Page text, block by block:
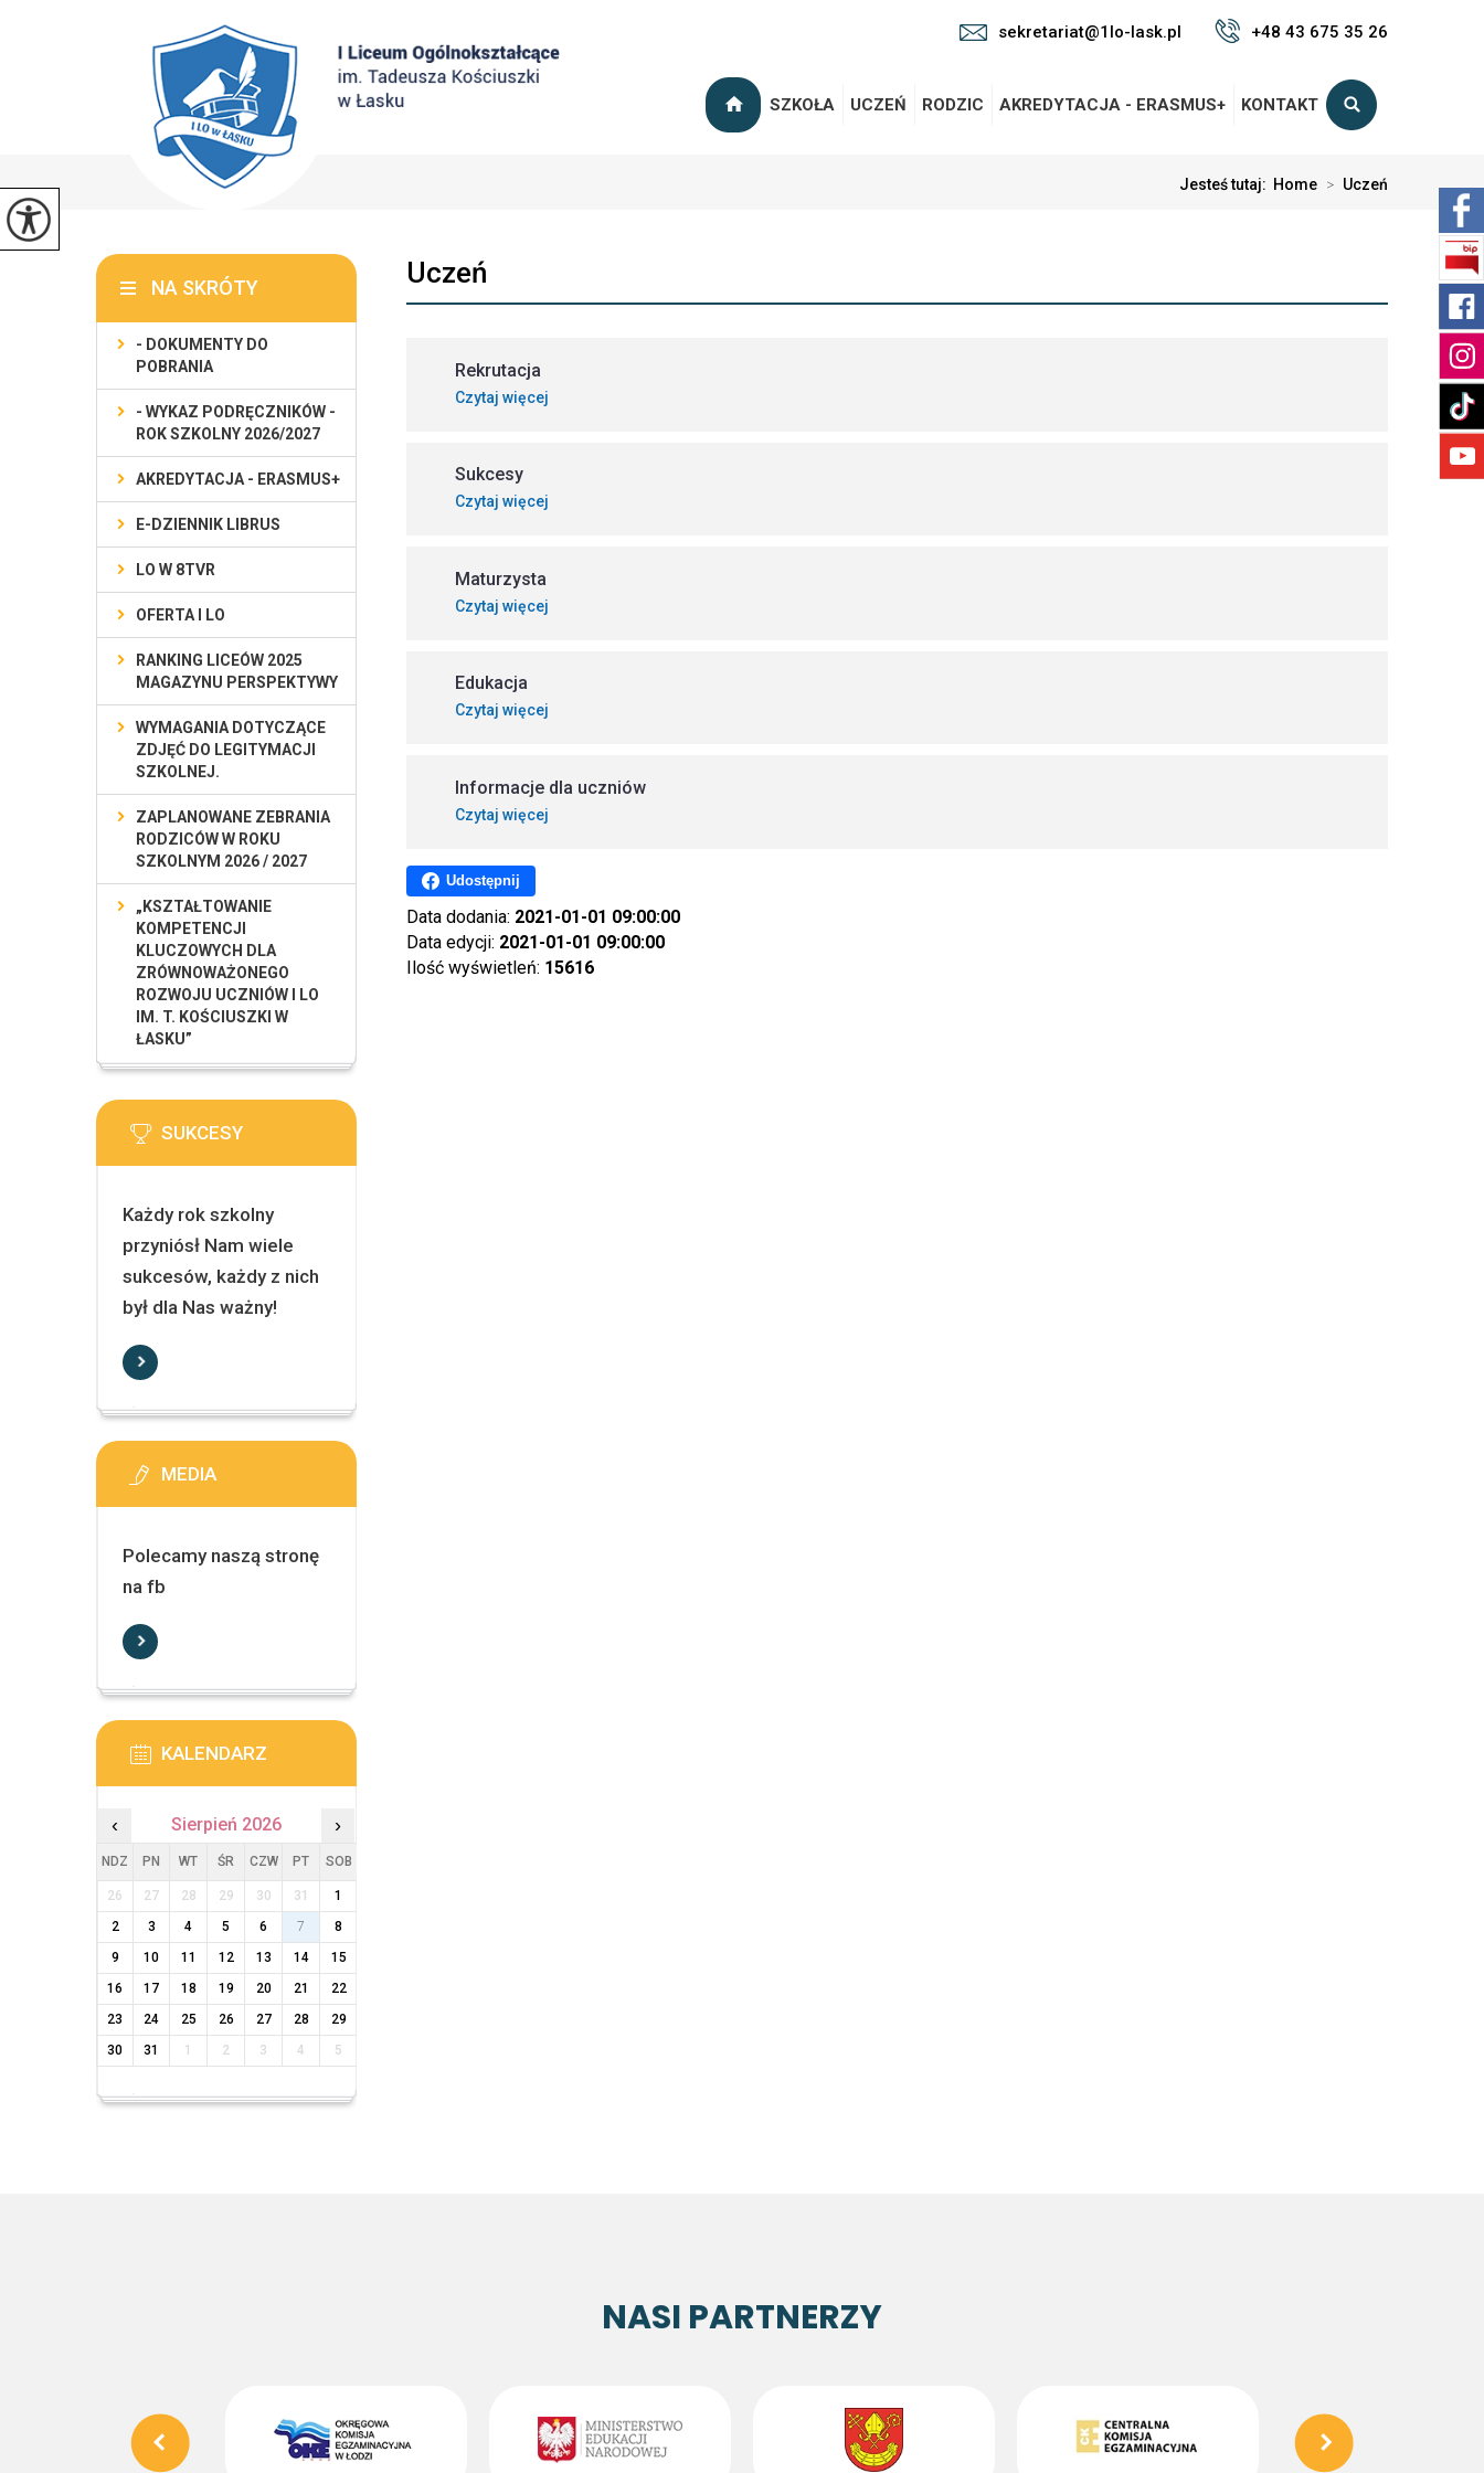
sekretariat@1lo-lask.pl +48 43 675 35 26
SZKOŁA UCZEŃ RODZIC AKREDYTACJA - ERASMUS+ KONTAKT
Jesteś tutaj: Home > Uczeń
Uczeń
Rekrutacja
Czytaj więcej
Sukcesy
Czytaj więcej
Maturzysta
Czytaj więcej
Edukacja
Czytaj więcej
Informacje dla uczniów
Czytaj więcej
Udostępnij
Data dodania: 2021-01-01 09:00:00
Data edycji: 2021-01-01 09:00:00
Ilość wyświetleń: 15616
NA SKRÓTY
- DOKUMENTY DO
POBRANIA
- WYKAZ PODRĘCZNIKÓW -
ROK SZKOLNY 2026/2027
AKREDYTACJA - ERASMUS+
E-DZIENNIK LIBRUS
LO W 8TVR
OFERTA I LO
RANKING LICEÓW 2025
MAGAZYNU PERSPEKTYWY
WYMAGANIA DOTYCZĄCE
ZDJĘĆ DO LEGITYMACJI
SZKOLNEJ.
ZAPLANOWANE ZEBRANIA
RODZICÓW W ROKU
SZKOLNYM 2026 / 2027
„KSZTAŁTOWANIE
KOMPETENCJI
KLUCZOWYCH DLA
ZRÓWNOWAŻONEGO
ROZWOJU UCZNIÓW I LO
IM. T. KOŚCIUSZKI W
ŁASKU”
SUKCESY
Każdy rok szkolny
przyniósł Nam wiele
sukcesów, każdy z nich
był dla Nas ważny!
MEDIA
Polecamy naszą stronę
na fb
KALENDARZ
‹ Sierpień 2026 ›
NDZ PN WT ŚR CZW PT SOB
26 27 28 29 30 31
1
2
3 4 5 6 7
8
9
10 11 12 13 14
15
16
17 18 19 20 21
22
23
24 25 26 27 28
29
30
31 1 2 3 4 5
NASI PARTNERZY